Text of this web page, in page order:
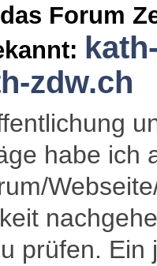
Forum
zdw.ch
habe ich
prüfen.